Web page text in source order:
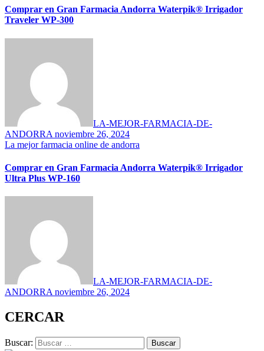
Comprar en Gran Farmacia Andorra Waterpik® Irrigador
Traveler WP-300
LA-MEJOR-FARMACIA-DE-
ANDORRA noviembre 26, 2024
La mejor farmacia online de andorra
Comprar en Gran Farmacia Andorra Waterpik® Irrigador
Ultra Plus WP-160
LA-MEJOR-FARMACIA-DE-
ANDORRA noviembre 26, 2024
CERCAR
Buscar: